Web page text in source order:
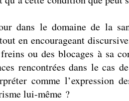
dans le domaine de la
en encourageant
ou des blocages à sa
rencontrées dans le cas
comme l’expression
lui-même ?